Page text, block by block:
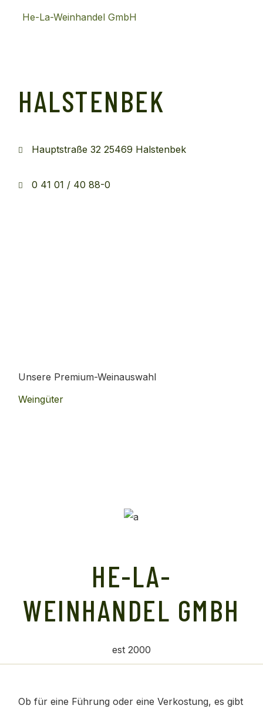
He-La-Weinhandel GmbH
HALSTENBEK
Hauptstraße 32 25469 Halstenbek
0 41 01 / 40 88-0
Unsere Premium-Weinauswahl
Weingüter
HE-LA-
WEINHANDEL GMBH
est 2000
Ob für eine Führung oder eine Verkostung, es gibt